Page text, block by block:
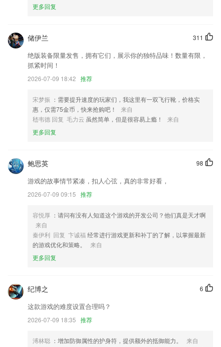
4.考试大纲功能，可以查看到考试的大纲信息，让你能够更好的进行考试
拍照提交作业
6.软件使用全程自主操作的封闭系统，检测过程无人工干预，过程严谨，
后台采用RSA安全加密技术，不会泄露文档信息，保护论文安全。
白姐四肖必选一肖一码更新了什么?
产品架构改版,新界面新布局,新增看板负库存预警等功能;
修复部分已知bug，优化体验
商家名片样式改版
完善新车权益领取和展示；
联系我们
以上就是白姐四肖必选一肖一码的介绍，如果您喜欢这款软件，您可以到
行优化修改。
更多回复
311
储伊兰
绝版装备限量发售，拥有它们，展示你的独特品味！数量有限，
抓紧时间！
2026-07-09 18:42 推荐
宋梦振 ：需要提升速度的玩家们，我这里有一双飞行靴，价格实
惠，仅需75金币，快来抢购吧！
来自
嵇韦德 回复 毛力云 虽然简单，但是很容易上瘾！
来自
更多回复
98
鲍思英
游戏的故事情节紧凑，扣人心弦，真的非常好看，
2026-07-09 09:15 推荐
容悦厚 ：请问有没有人知道这个游戏的开发公司？他们真是天才啊
来自
秦伊利 回复 卞诚福 经常进行游戏更新和补丁的了解，以掌握最新
的游戏优化和策略。
来自
更多回复
6
纪博之
这款游戏的难度设置合理吗？
2026-07-09 18:35 推荐
溥林聪 ：增加防御属性的护身符，提供额外的抵御能力。
来自